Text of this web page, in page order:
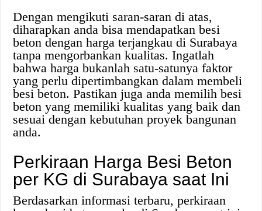
Dengan mengikuti saran-saran di atas,
diharapkan anda bisa mendapatkan besi
beton dengan harga terjangkau di Surabaya
tanpa mengorbankan kualitas. Ingatlah
bahwa harga bukanlah satu-satunya faktor
yang perlu dipertimbangkan dalam membeli
besi beton. Pastikan juga anda memilih besi
beton yang memiliki kualitas yang baik dan
sesuai dengan kebutuhan proyek bangunan
anda.
Perkiraan Harga Besi Beton
per KG di Surabaya saat Ini
Berdasarkan informasi terbaru, perkiraan